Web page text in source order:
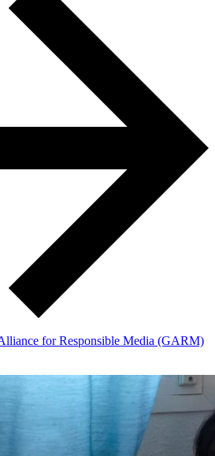
for Responsible Media (GARM)